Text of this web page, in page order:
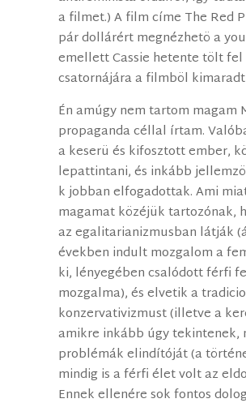
a filmet.) A film címe The Red
pár dollárért megnézhetö a
emellett Cassie hetente tölt
csatornájára a filmböl
Én amúgy nem tartom magam
propaganda céllal írtam.
a keserü és kifosztott ember,
lepattintani, és inkább
k jobban elfogadottak. Ami
magamat közéjük tartozónak,
az egalitarianizmusban látják
években indult mozgalom a
ki, lényegében csalódott férfi
mozgalma), és elvetik a
konzervativizmust (illetve a
amikre inkább úgy tekintenek,
problémák elindítóját (a
mindig is a férfi élet volt az
Ennek ellenére sok fontos